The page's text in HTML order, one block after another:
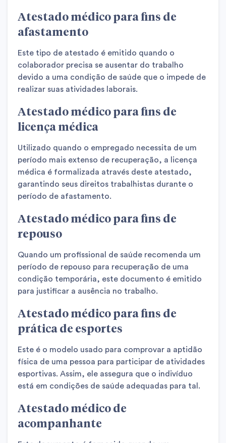
Atestado médico para fins de
afastamento
Este tipo de atestado é emitido quando o
colaborador precisa se ausentar do trabalho
devido a uma condição de saúde que o impede de
realizar suas atividades laborais.
Atestado médico para fins de
licença médica
Utilizado quando o empregado necessita de um
período mais extenso de recuperação, a licença
médica é formalizada através deste atestado,
garantindo seus direitos trabalhistas durante o
período de afastamento.
Atestado médico para fins de
repouso
Quando um profissional de saúde recomenda um
período de repouso para recuperação de uma
condição temporária, este documento é emitido
para justificar a ausência no trabalho.
Atestado médico para fins de
prática de esportes
Este é o modelo usado para comprovar a aptidão
física de uma pessoa para participar de atividades
esportivas. Assim, ele assegura que o indivíduo
está em condições de saúde adequadas para tal.
Atestado médico de
acompanhante